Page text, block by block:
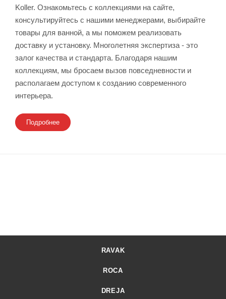
Koller. Ознакомьтесь с коллекциями на сайте,
консультируйтесь с нашими менеджерами, выбирайте
товары для ванной, а мы поможем реализовать
доставку и установку. Многолетняя экспертиза - это
залог качества и стандарта. Благодаря нашим
коллекциям, мы бросаем вызов повседневности и
располагаем доступом к созданию современного
интерьера.
Подробнее
RAVAK
ROCA
DREJA